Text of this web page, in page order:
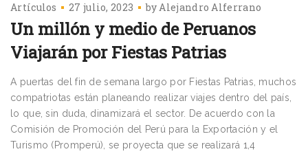
Artículos 27 julio, 2023 byAlejandro Alferrano
Un millón y medio de Peruanos
Viajarán por Fiestas Patrias
A puertas del fin de semana largo por Fiestas Patrias, muchos
compatriotas están planeando realizar viajes dentro del país,
lo que, sin duda, dinamizará el sector. De acuerdo con la
Comisión de Promoción del Perú para la Exportación y el
Turismo (Promperú), se proyecta que se realizará 1,4